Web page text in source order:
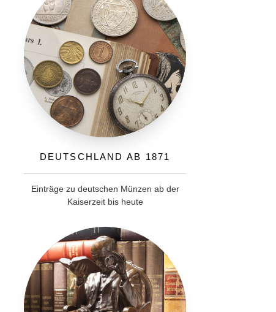
Deutschland ab 1871
Einträge zu deutschen Münzen ab der
Kaiserzeit bis heute